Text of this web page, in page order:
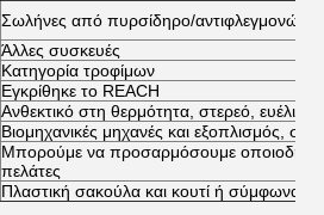
Σωλήνες από πυρσίδηρο/αντιφλεγμονώδη
Άλλες συσκευές
Κατηγορία τροφίμων
Εγκρίθηκε το REACH
Ανθεκτικό στη θερμότητα, στερεό,
Βιομηχανικές μηχανές και εξοπλισμός,
Μπορούμε να προσαρμόσουμε
πελάτες
Πλαστική σακούλα και κουτί ή σύμφωνα με